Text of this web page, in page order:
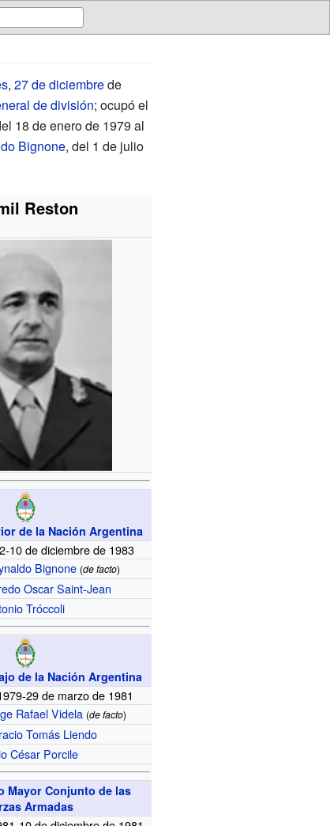
, 27 de diciembrede
de división; ocupó el
18 de enero de 1979 al
Bignone, del 1 de julio
Reston
de la Nación Argentina
10 de diciembre de 1983
Bignone (de facto)
Oscar Saint-Jean
Tróccoli
de la Nación Argentina
29 de marzo de 1981
Rafael Videla (de facto)
Tomás Liendo
César Porcile
Mayor Conjunto de las
Armadas